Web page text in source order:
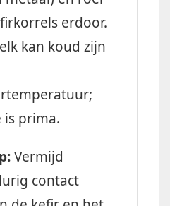
erdoor.
kan koud zijn
is prima.
Vermijd
contact